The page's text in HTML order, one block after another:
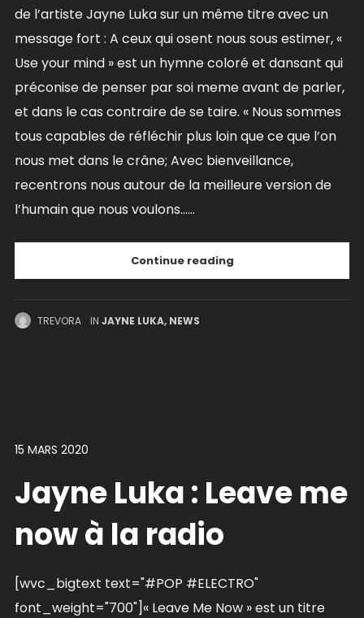
de l’artiste Jayne Luka sur un même titre avec un
message fort : A ceux qui osent nous sous estimer, «
Use your mind » est un hymne coloré et dansant qui
préconise de penser par soi meme avant de parler,
et dans le cas contraire de se taire. « Nous sommes
tous capables de réfléchir plus loin que ce que l’on
nous met dans le crâne; Avec bienveillance,
recentrons nous autour de la meilleure version de
l’humain que nous voulons......
Continue reading
TREVORA IN JAYNE LUKA, NEWS
15 MARS 2020
Jayne Luka : Leave me
now à la radio
[wvc_bigtext text="#POP #ELECTRO"
font_weight="700"]« Leave Me Now » est un titre